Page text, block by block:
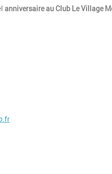
anniversaire au Club Le Village